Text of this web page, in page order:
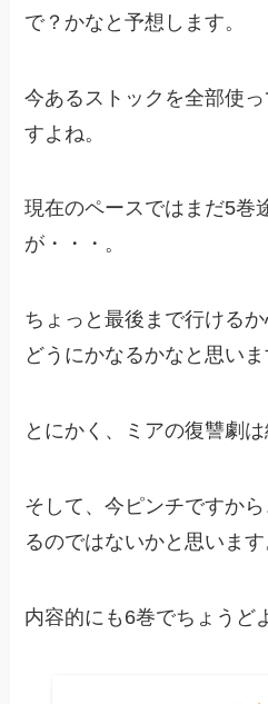
で？かなと予想します。
今あるストックを全部使
すよね。
現在のペースではまだ5巻
が・・・。
ちょっと最後まで行けるか
どうにかなるかなと思いま
とにかく、ミアの復讐劇は
そして、今ピンチですか
るのではないかと思います
内容的にも6巻でちょうど